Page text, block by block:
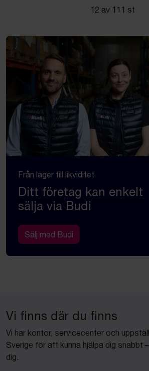
12 av 111 st
Från lager till likviditet
Ditt företag kan enkelt
sälja via Budi
Sälj med Budi
Vi finns där du finns
Vi har kontor, servicecenter och
Sverige för att kunna hjälpa dig snabbt
dig.